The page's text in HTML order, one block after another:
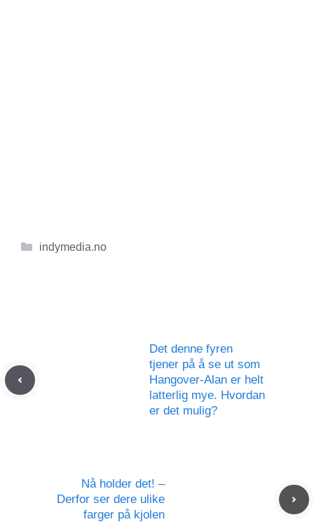
Kategorier
indymedia.no
Det denne fyren
tjener på å se ut som
Hangover-Alan er helt
latterlig mye. Hvordan
er det mulig?
Nå holder det! –
Derfor ser dere ulike
farger på kjolen